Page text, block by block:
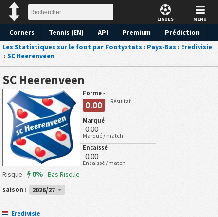
LIGUES MENU
Corners Tennis (EN) API Premium
Prédiction
Les Statistiques sur le foot par Footystats › Pays-Bas › Eredivisie
› SC Heerenveen
SC Heerenveen
Forme -
0.00 Résultat
Marqué -
0.00
Marqué / match
Encaissé -
0.00
Encaissé / match
Risque - 0%-Bas Risque
saison :
2026/27
Eredivisie